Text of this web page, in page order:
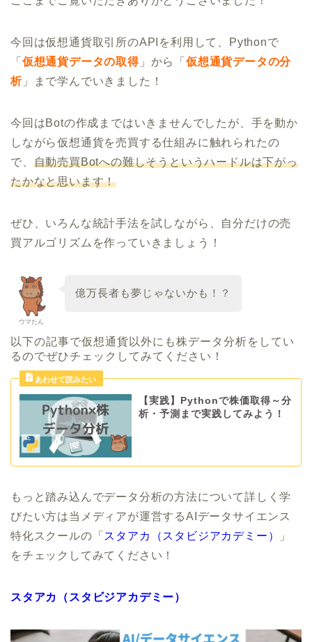
今回は仮想通貨取引所のAPIを利用して、Pythonで
「 仮想通貨データの取得」から「仮想通貨データの分
析」まで学んでいきました！
今回はBotの作成まではいきませんでしたが、手を動か
しながら仮想通貨を売買する仕組みに触れられたの
で、 自動売買Botへの難しそうというハードルは下がっ
たかなと思います！
ぜひ、いろんな統計手法を試しながら、自分だけの売
買アルゴリズムを作っていきましょう！
ウマたん
億万長者も夢じゃないかも！？
以下の記事で仮想通貨以外にも株データ分析をしてい
るのでぜひチェックしてみてください！
【実践】Pythonで株価取得～分
析・予測まで実践してみよう！
もっと踏み込んでデータ分析の方法について詳しく学
びたい方は当メディアが運営するAIデータサイエンス
特化スクールの「 スタアカ（スタビジアカデミー）
」
をチェックしてみてください！
スタアカ（スタビジアカデミー）